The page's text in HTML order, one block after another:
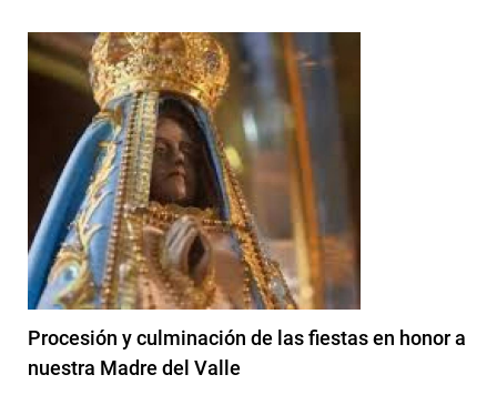
Procesión y culminación de las fiestas en honor a
nuestra Madre del Valle